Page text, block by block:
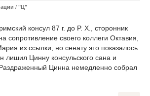
/ "Ц"
консул 87 г. до P. Х., сторонник
сопротивление своего коллеги Октавия,
из ссылки; но сенату это показалось
лишил Цинну консульского сана и
Цинна немедленно собрал